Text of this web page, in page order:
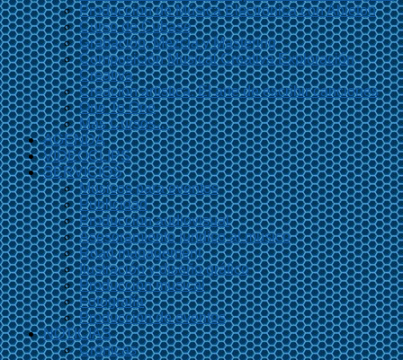
Producción de Música Electrónica con Ableton
Curso de Cubase
Grabación, Mezcla y Mastering
Composición Musical Creativa Exploración
Creativa
Creación artística. El arte de escribir canciones
One To One
Más Cursos…
AGENDA
VIDEOCLIPS
SERVICIOS
Músicos para eventos
Publicidad
Producción audiovisual
Asesoramiento jurídico al músico
Road management
Ilustración y diseño gráfico
Producción musical
Fotografía
Producción de eventos
NOTICIAS
Crónicas